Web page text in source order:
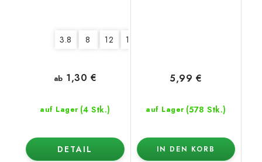
3.8 8 12 16
auf Lager (4 Stk.)
ab 1,30 €
DETAIL
auf Lager (578 Stk.)
5,99 €
IN DEN KORB